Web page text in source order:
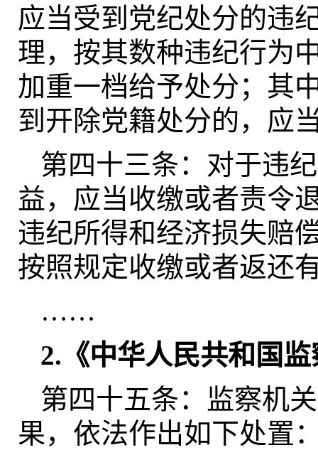
应当受到党纪处分的违
理，按其数种违纪行为
加重一档给予处分；其
到开除党籍处分的，应
第四十三条：对于违
益，应当收缴或者责令
违纪所得和经济损失赔
按照规定收缴或者返还
……
2.《中华人民共和国
第四十五条：监察机
果，依法作出如下处置